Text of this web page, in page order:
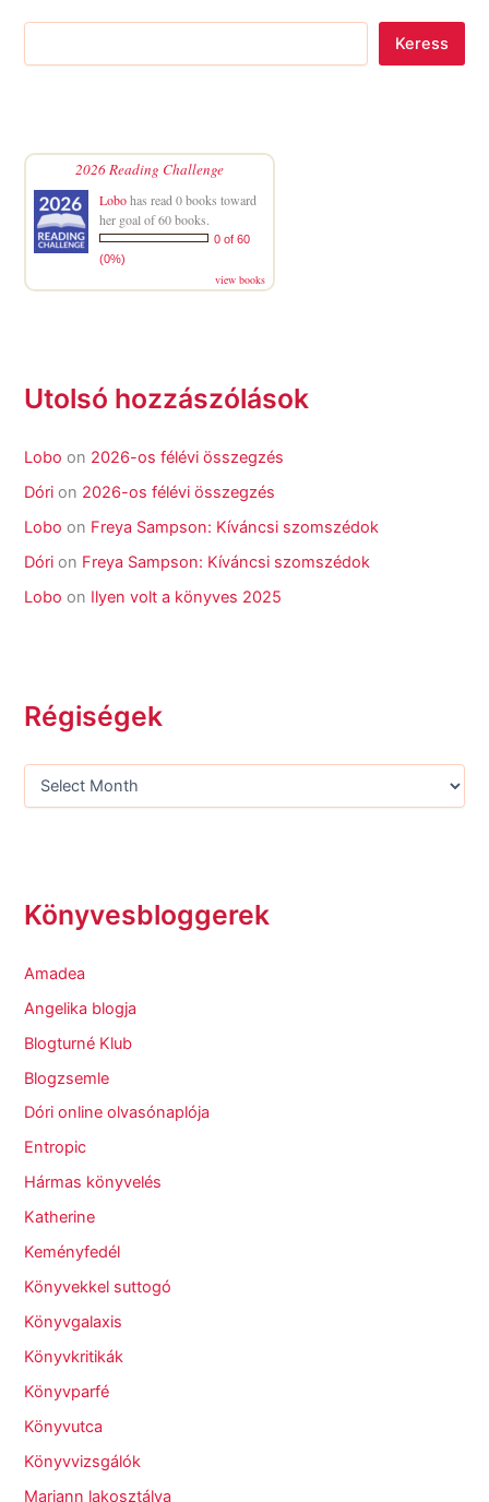
Keress
2026 Reading Challenge
Lobohas read 0 books toward
her goal of 60 books.
0 of 60
(0%)
view books
Utolsó hozzászólások
Lobo on 2026-os félévi összegzés
Dóri on 2026-os félévi összegzés
Lobo on Freya Sampson: Kíváncsi szomszédok
Dóri on Freya Sampson: Kíváncsi szomszédok
Lobo on Ilyen volt a könyves 2025
Régiségek
Könyvesbloggerek
Amadea
Angelika blogja
Blogturné Klub
Blogzsemle
Dóri online olvasónaplója
Entropic
Hármas könyvelés
Katherine
Keményfedél
Könyvekkel suttogó
Könyvgalaxis
Könyvkritikák
Könyvparfé
Könyvutca
Könyvvizsgálók
Mariann lakosztálya